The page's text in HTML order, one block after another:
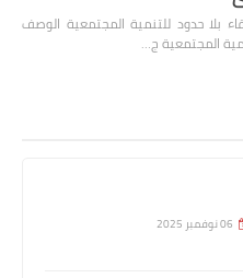
بلا حدود للتنمية المجتمعية الوصف
المجتمعية ج…
06 نوفمبر 2025